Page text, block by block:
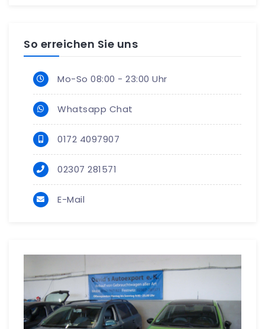
So erreichen Sie uns
Mo-So 08:00 - 23:00 Uhr
Whatsapp Chat
0172 4097907
02307 281571
E-Mail